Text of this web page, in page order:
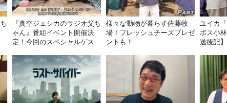
『真空ジェシカのラジオ父ち
ゃん』番組イベント開催決
定！今回のスペシャルゲスト
様々な動物が暮らす佐藤牧
場！フレッシュチーズプレゼ
ントも！
ユイカ
ボス小
送後記】